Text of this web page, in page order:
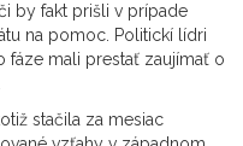
by fakt prišli v prípade
na pomoc. Politickí lídri
fáze mali prestať zaujímať o
stačila za mesiac